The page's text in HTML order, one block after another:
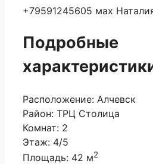
+79591245605 мах
Подробные
Расположение: Алчевск
Район: ТРЦ Столица
Комнат: 2
Этаж: 4/5
Площадь: 42 м2